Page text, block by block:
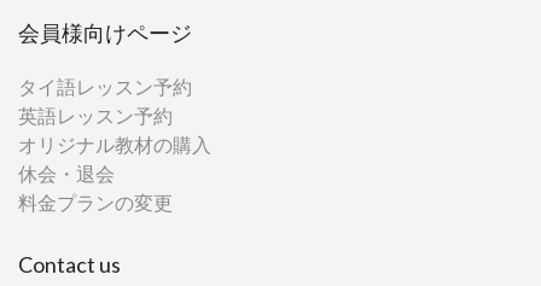
会員様向けページ
タイ語レッスン予約
英語レッスン予約
オリジナル教材の購入
休会・退会
料金プランの変更
Contact us